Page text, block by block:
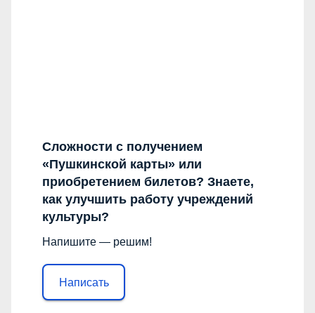
Сложности с получением
«Пушкинской карты» или
приобретением билетов? Знаете,
как улучшить работу учреждений
культуры?
Напишите — решим!
Написать